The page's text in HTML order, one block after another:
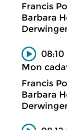
Francis
Barbara
08:10
Mon
Francis
Barbara